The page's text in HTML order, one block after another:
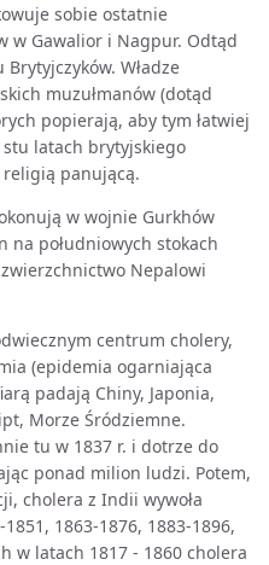
sobie ostatnie
w Gawalior i Nagpur. Odtąd
Władze
muzułmanów (dotąd
popierają, aby tym łatwiej
latach brytyjskiego
panującą.
w wojnie Gurkhów
południowych stokach
Nepalowi
centrum cholery,
(epidemia ogarniająca
padają Chiny, Japonia,
Morze Śródziemne.
tu w 1837 r. i dotrze do
ponad milion ludzi. Potem,
cholera z Indii wywoła
1863-1876, 1883-1896,
w latach 1817 - 1860 cholera